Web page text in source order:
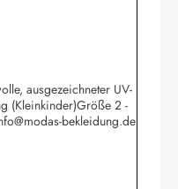
ausgezeichneter UV-
(Kleinkinder)Größe 2 -
bekleidung.de